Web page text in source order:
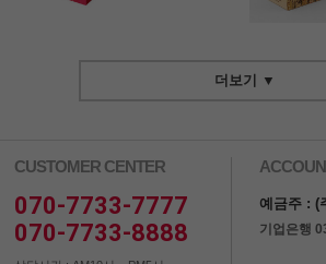
더보기 ▼
CUSTOMER CENTER
070-7733-7777
070-7733-8888
예금주 : (
기업은행